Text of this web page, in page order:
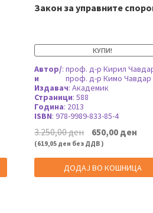
Закон за управните
КУПИ!
Автор/
и
:проф. д-р Кирил
проф. д-р Кимо Чавдар
Издавач:Академик
Страници:588
Година: 2013
ISBN:978-9989-833-85-4
3.250,00ден
Original
price
3.250,00 ден.
650,00 ден
(619,05 ден без ДДВ )
ДОДАЈ ВО КОШНИЦА